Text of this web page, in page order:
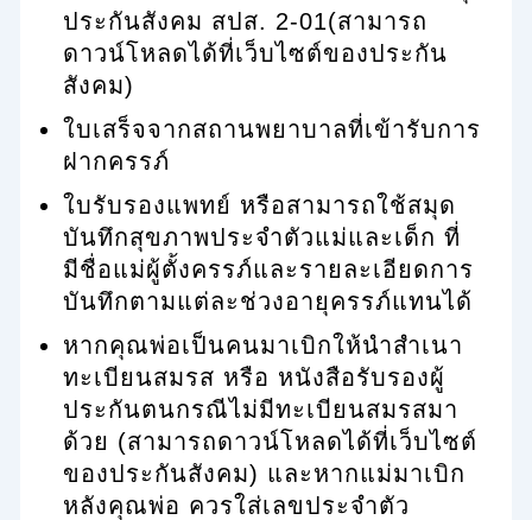
ประกันสังคม สปส. 2-01(สามารถ
ดาวน์โหลดได้ที่เว็บไซต์ของประกัน
สังคม)
ใบเสร็จจากสถานพยาบาลที่เข้ารับการ
ฝากครรภ์
ใบรับรองแพทย์ หรือสามารถใช้สมุด
บันทึกสุขภาพประจำตัวแม่และเด็ก ที่
มีชื่อแม่ผู้ตั้งครรภ์และรายละเอียดการ
บันทึกตามแต่ละช่วงอายุครรภ์แทนได้
หากคุณพ่อเป็นคนมาเบิกให้นำสำเนา
ทะเบียนสมรส หรือ หนังสือรับรองผู้
ประกันตนกรณีไม่มีทะเบียนสมรสมา
ด้วย (สามารถดาวน์โหลดได้ที่เว็บไซต์
ของประกันสังคม) และหากแม่มาเบิก
หลังคุณพ่อ ควรใส่เลขประจำตัว